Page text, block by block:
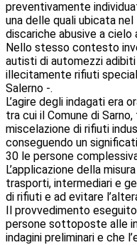
preventivamente
una delle quali ubicata
discariche abusive a cielo
Nello stesso contesto
autisti di automezzi
illecitamente rifiuti
Salerno -.
L’agire degli indagati era
tra cui il Comune di
miscelazione di rifiuti
conseguendo un
30 le persone
L’applicazione della
trasporti, intermediari e
di rifiuti e ad evitare
Il provvedimento
persone sottoposte alle
indagini preliminari e che